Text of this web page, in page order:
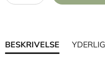
BESKRIVELSE